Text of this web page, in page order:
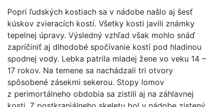
Popri ľudských kostiach sa v nádobe našlo aj šesť
kúskov zvieracích kostí. Všetky kosti javili známky
tepelnej úpravy. Výsledný vzhľad však mohlo snáď
zapríčiniť aj dlhodobé spočívanie kostí pod hladinou
spodnej vody. Lebka patrila mladej žene vo veku 14 –
17 rokov. Na temene sa nachádzali tri otvory
spôsobené zásekmi sekerou. Stopy lomov
z perimortálneho obdobia sa zistili aj na záhlavnej